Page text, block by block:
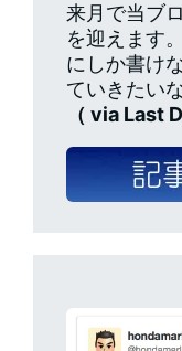
来月で当ブ
を迎えます
にしか書け
ていきたい
（ via Last